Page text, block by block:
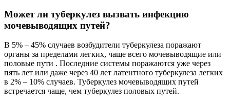
Может ли туберкулез вызвать инфекцию
мочевыводящих путей?
В 5% – 45% случаев возбудители туберкулеза поражают
органы за пределами легких, чаще всего мочевыводящие или
половые пути . Последние системы поражаются уже через
пять лет или даже через 40 лет латентного туберкулеза легких
в 2% – 10% случаев. Туберкулез мочевыводящих путей
встречается чаще, чем туберкулез половых путей.